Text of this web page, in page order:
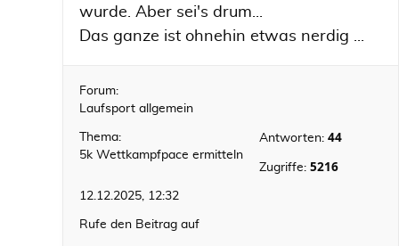
wurde. Aber sei's drum...
Das ganze ist ohnehin etwas nerdig ...
Forum:
Laufsport allgemein
Thema:
5k Wettkampfpace ermitteln
Antworten: 44
Zugriffe: 5216
12.12.2025, 12:32
Rufe den Beitrag auf